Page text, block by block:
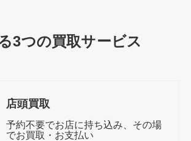
3つの買取サービス
店頭買取
予約不要でお店に持ち込み、その場
でお買取・お支払い